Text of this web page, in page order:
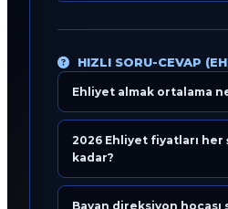
HIZLI SORU-CEVAP
Ehliyet almak ortalama
2026 Ehliyet fiyatları her
kadar?
Bayan direksiyon
Eğitim Danışmanı
Bugün 20:47